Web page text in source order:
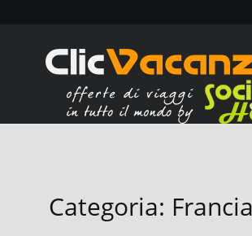
Categoria: Francia